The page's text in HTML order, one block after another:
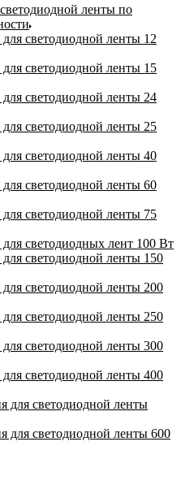
ленты по
светодиодной ленты 12
светодиодной ленты 15
светодиодной ленты 24
светодиодной ленты 25
светодиодной ленты 40
светодиодной ленты 60
светодиодной ленты 75
светодиодных лент 100 Вт
светодиодной ленты 150
светодиодной ленты 200
светодиодной ленты 250
светодиодной ленты 300
светодиодной ленты 400
для светодиодной ленты
для светодиодной ленты 600